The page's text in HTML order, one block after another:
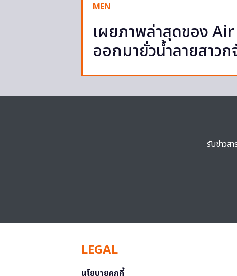
MEN
เผยภาพล่าสุดของ
ออกมายั่วน้ำลายสาว
รับข่าวส
LEGAL
นโยบายคุกกี้